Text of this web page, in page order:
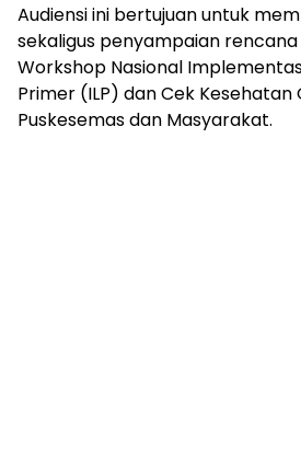
Audiensi ini bertujuan untuk
sekaligus penyampaian
Workshop Nasional
Primer (ILP) dan Cek Kesehatan
Puskesemas dan Masyarakat.